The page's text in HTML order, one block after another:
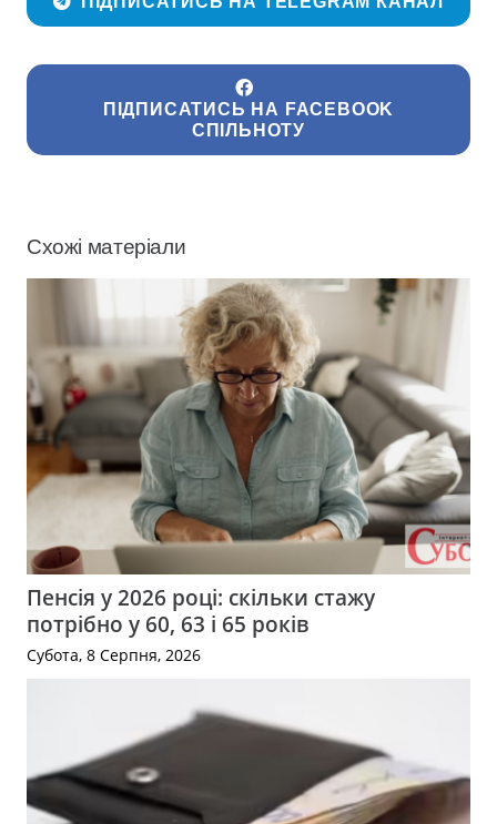
ПІДПИСАТИСЬ НА FACEBOOK
СПІЛЬНОТУ
Схожі матеріали
Пенсія у 2026 році: скільки стажу
потрібно у 60, 63 і 65 років
Субота, 8 Серпня, 2026